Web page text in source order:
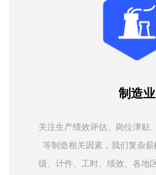
制造业
关注生产绩效评估、岗位津贴
等制造相关因素，我们复杂
级、计件、工时、绩效、各地